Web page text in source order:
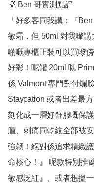
💡 Ben 哥實測點評
「好多客同我講：『
敏霜，但 50ml 對我嚟
啲嘅專櫃正裝可以買嚟
好彩！呢罐 20ml 嘅
係 Valmont 專門對付爛
Staycation 或者出差最
刻化成一層好舒服嘅保
腫、刺痛同乾紋全部被
強韌！絕對係追求精緻
命核心！』 呢款特別推
敏感泛紅』、或者想搵